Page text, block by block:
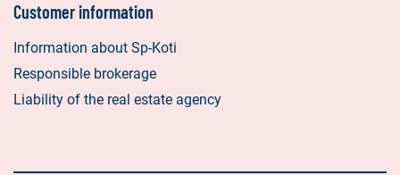
Customer information
Information about Sp-Koti
Responsible brokerage
Liability of the real estate agency